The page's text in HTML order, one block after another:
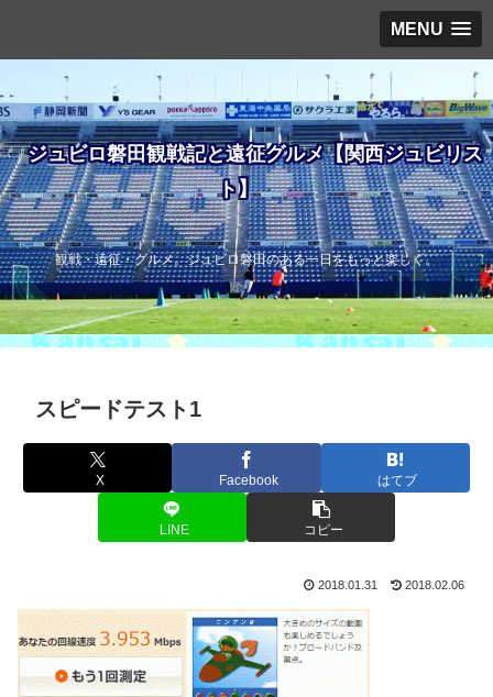
MENU
ジュビロ磐田観戦記と遠征グルメ【関西ジュビリス
ト】
観戦・遠征・グルメ。ジュビロ磐田のある一日をもっと楽しく。
スピードテスト1
X Facebook はてブ
LINE コピー
2018.01.31 2018.02.06